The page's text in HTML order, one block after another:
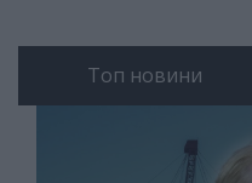
Топ новини